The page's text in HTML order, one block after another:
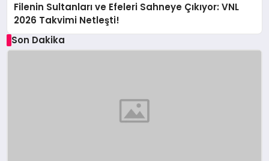
Filenin Sultanları ve Efeleri Sahneye Çıkıyor: VNL
2026 Takvimi Netleşti!
Son Dakika